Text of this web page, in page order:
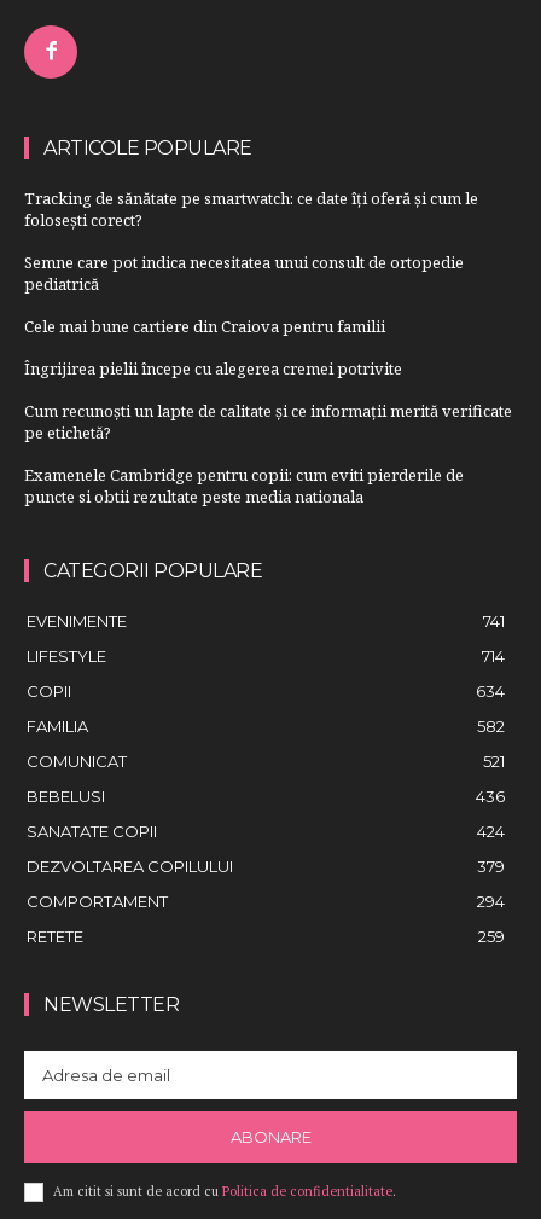
ARTICOLE POPULARE
Tracking de sănătate pe smartwatch: ce date îți oferă și cum le
folosești corect?
Semne care pot indica necesitatea unui consult de ortopedie
pediatrică
Cele mai bune cartiere din Craiova pentru familii
Îngrijirea pielii începe cu alegerea cremei potrivite
Cum recunoști un lapte de calitate și ce informații merită verificate
pe etichetă?
Examenele Cambridge pentru copii: cum eviti pierderile de
puncte si obtii rezultate peste media nationala
CATEGORII POPULARE
EVENIMENTE
741
LIFESTYLE
714
COPII
634
FAMILIA
582
COMUNICAT
521
BEBELUSI
436
SANATATE COPII
424
DEZVOLTAREA COPILULUI
379
COMPORTAMENT
294
RETETE
259
NEWSLETTER
ABONARE
Am citit si sunt de acord cu Politica de confidentialitate.